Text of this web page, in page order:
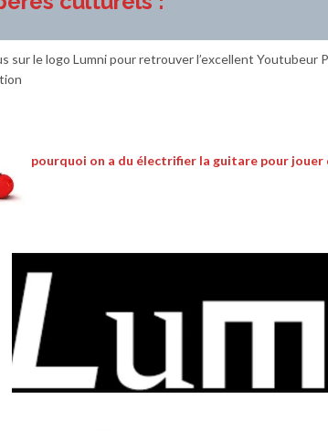
sur le logo Lumni pour retrouver l’excellent Youtubeur
pourquoi on a du électrifier la guitare pour jouer